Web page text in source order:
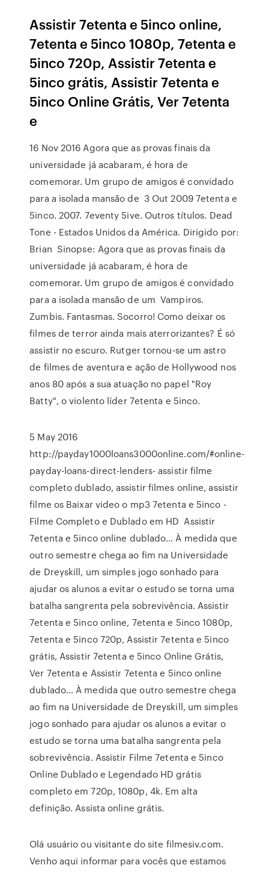
Assistir 7etenta e 5inco online,
7etenta e 5inco 1080p, 7etenta e
5inco 720p, Assistir 7etenta e
5inco grátis, Assistir 7etenta e
5inco Online Grátis, Ver 7etenta
e
16 Nov 2016 Agora que as provas finais da
universidade já acabaram, é hora de
comemorar. Um grupo de amigos é convidado
para a isolada mansão de 3 Out 2009 7etenta e
5inco. 2007. 7eventy 5ive. Outros títulos. Dead
Tone - Estados Unidos da América. Dirigido por:
Brian Sinopse: Agora que as provas finais da
universidade já acabaram, é hora de
comemorar. Um grupo de amigos é convidado
para a isolada mansão de um Vampiros.
Zumbis. Fantasmas. Socorro! Como deixar os
filmes de terror ainda mais aterrorizantes? É só
assistir no escuro. Rutger tornou-se um astro
de filmes de aventura e ação de Hollywood nos
anos 80 após a sua atuação no papel "Roy
Batty", o violento líder 7etenta e 5inco.
5 May 2016
http://payday1000loans3000online.com/#online-
payday-loans-direct-lenders- assistir filme
completo dublado, assistir filmes online, assistir
filme os Baixar video o mp3 7etenta e 5inco -
Filme Completo e Dublado em HD Assistir
7etenta e 5inco online dublado… À medida que
outro semestre chega ao fim na Universidade
de Dreyskill, um simples jogo sonhado para
ajudar os alunos a evitar o estudo se torna uma
batalha sangrenta pela sobrevivência. Assistir
7etenta e 5inco online, 7etenta e 5inco 1080p,
7etenta e 5inco 720p, Assistir 7etenta e 5inco
grátis, Assistir 7etenta e 5inco Online Grátis,
Ver 7etenta e Assistir 7etenta e 5inco online
dublado… À medida que outro semestre chega
ao fim na Universidade de Dreyskill, um simples
jogo sonhado para ajudar os alunos a evitar o
estudo se torna uma batalha sangrenta pela
sobrevivência. Assistir Filme 7etenta e 5inco
Online Dublado e Legendado HD grátis
completo em 720p, 1080p, 4k. Em alta
definição. Assista online grátis.
Olá usuário ou visitante do site filmesiv.com.
Venho aqui informar para vocês que estamos